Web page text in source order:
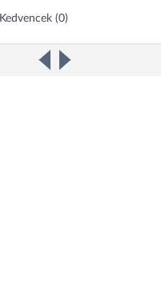
Kedvencek (0)